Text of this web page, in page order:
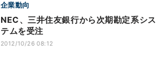
企業動向
NEC、三井住友銀行から次期勘定系シス
テムを受注
2012/10/26 08:12